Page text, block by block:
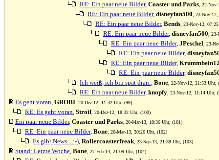
RE: Ein paar neue Bilder, Coaster und Parks , 22-
RE: Ein paar neue Bilder, disneyfan500 , 23-Nov-
RE: Ein paar neue Bilder, Bends , 23-Nov-12,
RE: Ein paar neue Bilder, disneyfan500 ,
RE: Ein paar neue Bilder, JPeschel , 23-
RE: Ein paar neue Bilder,
RE: Ein paar neue Bilder,
RE: Ein paar neue Bilder,
Ich weiß, ich bin spät dran:, Bone , 22-Nov-12, 21:53 Uhr,
RE: Ein paar neue Bilder, knopfy , 23-Nov-12, 11:14 Uhr,
Es geht voran, GROBI , 20-Dez-12, 11:32 Uhr, (99)
RE: Es geht voran, Stroif, 20-Dez-12, 18:32 Uhr, (100)
Ein paar neue Bilder, Coaster und Parks , 20-Mar-13, 18:36 Uhr, (101)
RE: Ein paar neue Bilder, Bone , 20-Mar-13, 20:26 Uhr, (102)
Es gibt News... :-), Rollercoasterfreak , 23-Sep-13, 21:38 Uhr, (103)
Stand: Letzte Woche, Bone , 27-Feb-14, 21:09 Uhr, (104)